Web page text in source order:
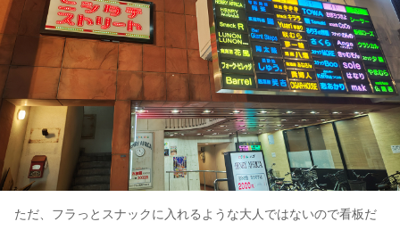
ただ、フラっとスナックに入れるような大人ではないので看板だ